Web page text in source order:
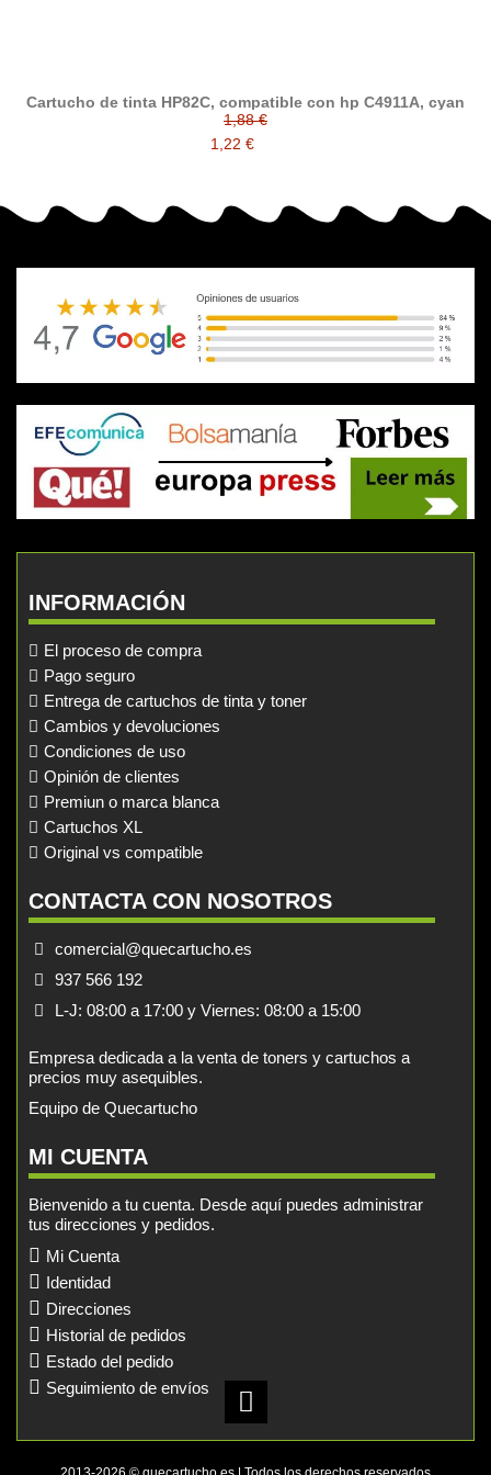
Cartucho de tinta HP82C, compatible con hp C4911A, cyan
1,88 €
1,22 €
INFORMACIÓN
El proceso de compra
Pago seguro
Entrega de cartuchos de tinta y toner
Cambios y devoluciones
Condiciones de uso
Opinión de clientes
Premiun o marca blanca
Cartuchos XL
Original vs compatible
CONTACTA CON NOSOTROS
comercial@quecartucho.es
937 566 192
L-J: 08:00 a 17:00 y Viernes: 08:00 a 15:00
Empresa dedicada a la venta de toners y cartuchos a
precios muy asequibles.
Equipo de Quecartucho
MI CUENTA
Bienvenido a tu cuenta. Desde aquí puedes administrar
tus direcciones y pedidos.
Mi Cuenta
Identidad
Direcciones
Historial de pedidos
Estado del pedido
Seguimiento de envíos